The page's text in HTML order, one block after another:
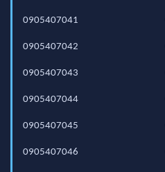
0905407041
0905407042
0905407043
0905407044
0905407045
0905407046